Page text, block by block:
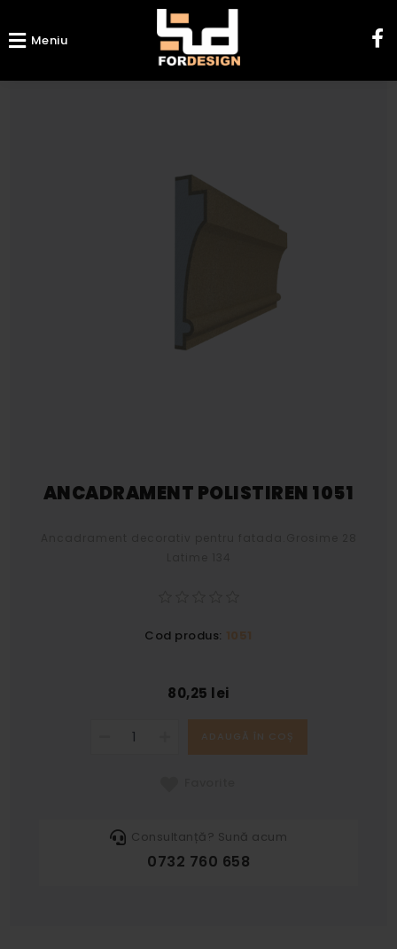
Meniu
ANCADRAMENT POLISTIREN 1051
Cod produs: 1051
80,25 lei
ADAUGĂ ÎN COȘ
Consultanță? Sună acum
0732 760 658